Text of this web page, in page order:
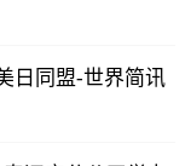
日同盟-世界简讯